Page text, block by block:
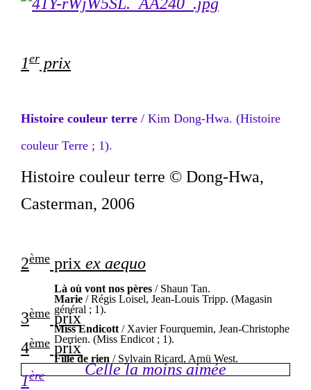
1er prix
Histoire couleur terre / Kim Dong-Hwa. (Histoire
couleur Terre ; 1).
Histoire couleur terre © Dong-Hwa,
Casterman, 2006
2ème prix ex aequo
Là où vont nos pères / Shaun Tan.
Marie / Régis Loisel, Jean-Louis Tripp. (Magasin
général ; 1).
3ème prix
Miss Endicott / Xavier Fourquemin, Jean-Christophe
Derrien. (Miss Endicot ; 1).
4ème prix
Fille de rien / Sylvain Ricard, Arnü West.
Celle la moins aimée
1ère